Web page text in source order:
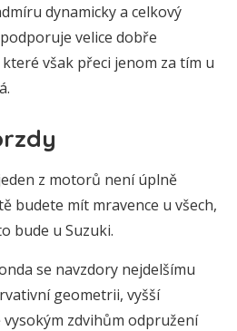
dynamicky a celkový
velice dobře
však přeci jenom za tím u
z motorů není úplně
budete mít mravence u všech,
bude u Suzuki.
se navzdory nejdelšímu
geometrii, vyšší
zdvihům odpružení